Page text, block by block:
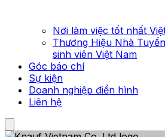
Nơi làm việc tốt nhất
Thương Hiệu Nhà
sinh viên Việt Nam
Góc báo chí
Sự kiện
Doanh nghiệp điển hình
Liên hệ